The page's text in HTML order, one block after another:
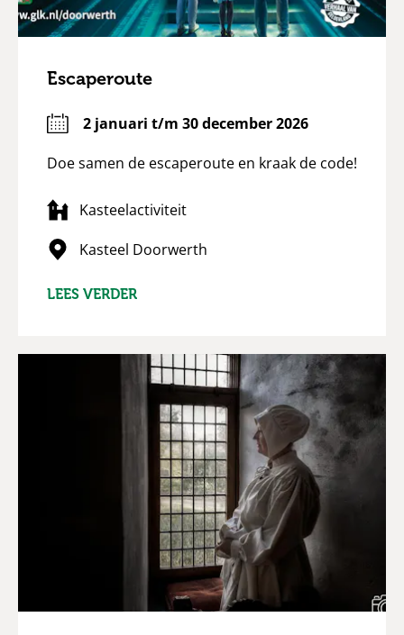
Escaperoute
2 januari t/m 30 december 2026
Doe samen de escaperoute en kraak de code!
Kasteelactiviteit
Kasteel Doorwerth
LEES VERDER